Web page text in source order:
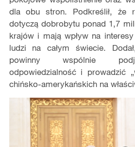
dla obu stron. Podkreślił, że
dotyczą dobrobytu ponad 1,7
krajów i mają wpływ na
ludzi na całym świecie.
powinny wspólnie
odpowiedzialność i prowadzić
chińsko-amerykańskich na